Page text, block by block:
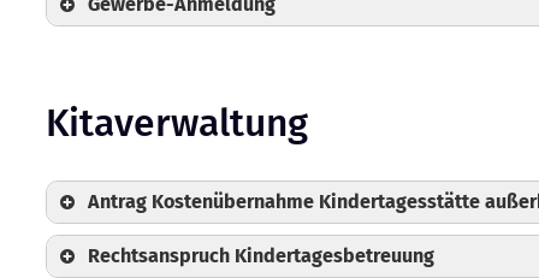
Gewerbe-Anmeldung
Kitaverwaltung
Antrag Kostenübernahme Kindertagesstätte
Rechtsanspruch Kindertagesbetreuung